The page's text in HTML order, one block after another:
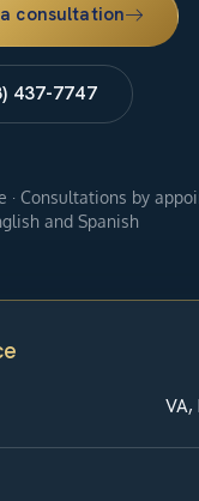
consultation
437-7747
· Consultations by
and Spanish
VA,